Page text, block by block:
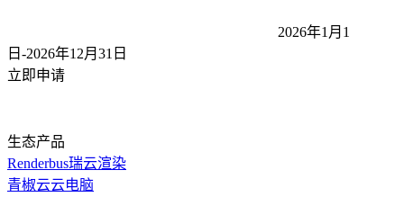
2026年1月1
日-2026年12月31 日
立即申请
生态产品
Renderbus瑞云渲染
青椒云云电脑